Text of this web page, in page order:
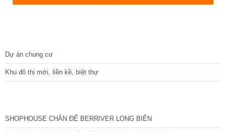
Dự án chung cư
Khu đô thị mới, liền kề, biệt thự
SHOPHOUSE CHÂN ĐẾ BERRIVER LONG BIÊN